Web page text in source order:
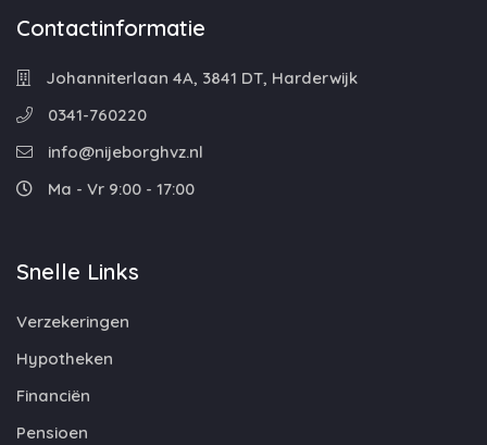
Contactinformatie
Johanniterlaan 4A, 3841 DT, Harderwijk
0341-760220
info@nijeborghvz.nl
Ma - Vr 9:00 - 17:00
Snelle Links
Verzekeringen
Hypotheken
Financiën
Pensioen